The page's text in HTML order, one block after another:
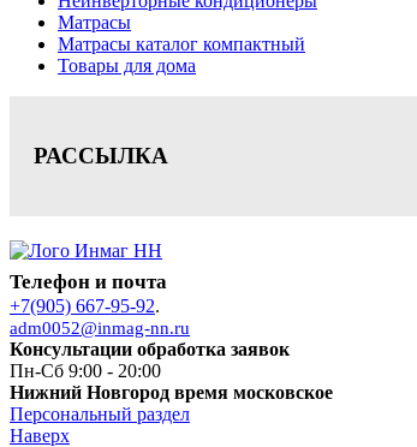
Матрасы
Матрасы каталог компактный
Товары для дома
РАССЫЛКА
Телефон и почта
+7(905) 667-95-92.
adm0052@inmag-nn.ru
Консультации обработка заявок
Пн-Сб 9:00 - 20:00
Нижний Новгород время московское
Персональный раздел
Наверх